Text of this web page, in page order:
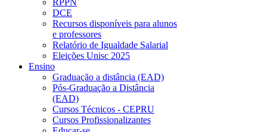
RPPN
DCE
Recursos disponíveis para alunos
e professores
Relatório de Igualdade Salarial
Eleições Unisc 2025
Ensino
Graduação a distância (EAD)
Pós-Graduação a Distância
(EAD)
Cursos Técnicos - CEPRU
Cursos Profissionalizantes